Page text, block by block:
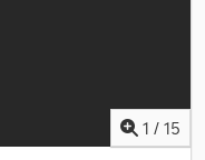
1 / 15